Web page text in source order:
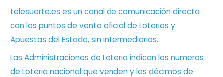
telesuerte.es es un canal de comunicación directa
con los puntos de venta oficial de Loterias y
Apuestas del Estado, sin intermediarios.
Las Administraciones de Loteria indican los numeros
de Loteria nacional que venden y los décimos de